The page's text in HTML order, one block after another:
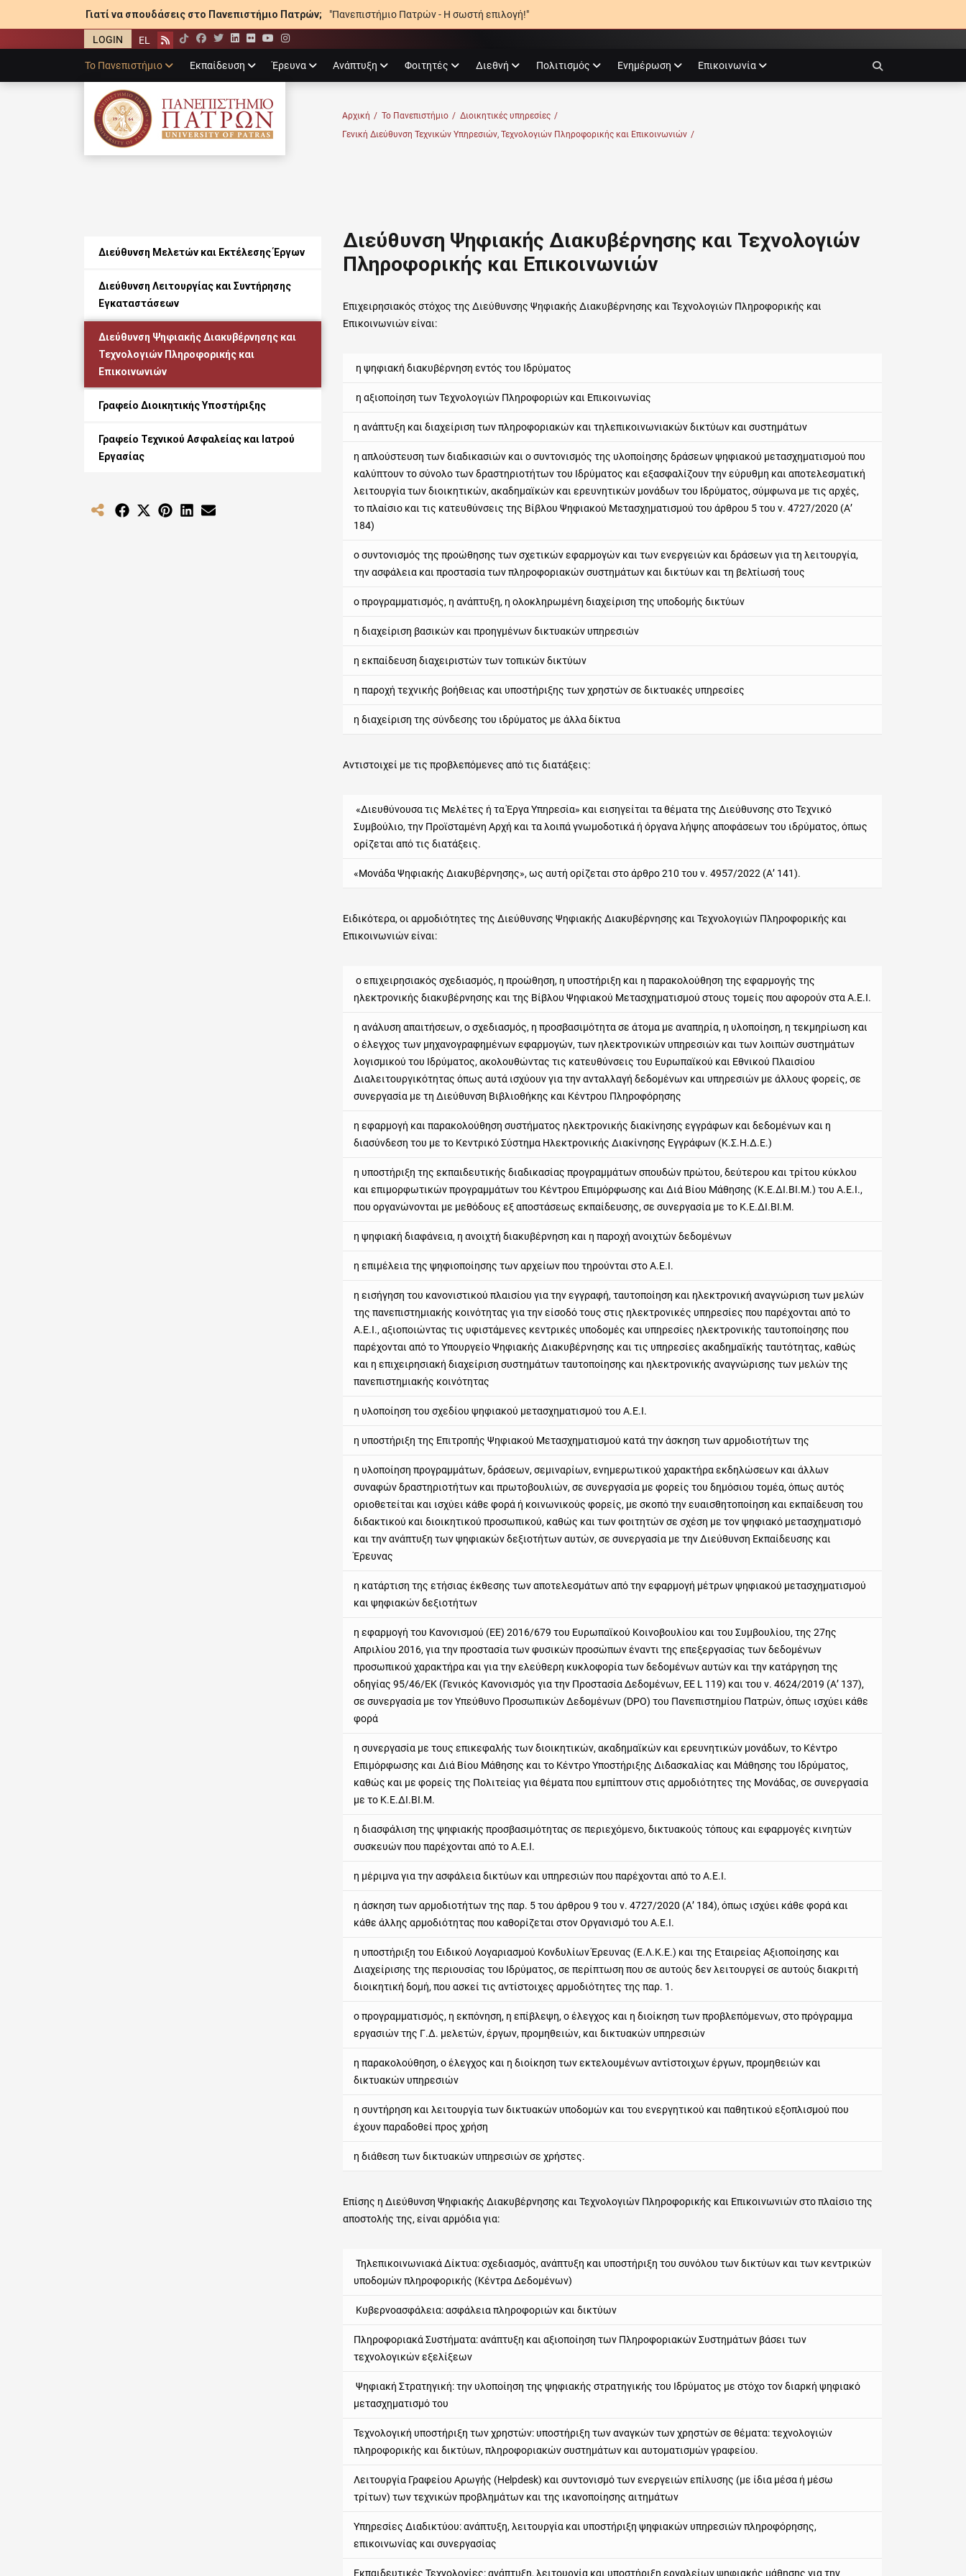
Γιατί να σπουδάσεις στο Πανεπιστήμιο Πατρών; "Πανεπιστήμιο Πατρών - Η σωστή επιλογή!"
LOGIN EL Rss Facebook
Twitter
LinkedIn
Flickr
YouTube
Instagram
menu
Το Πανεπιστήμιο Εκπαίδευση Έρευνα Ανάπτυξη Φοιτητές Διεθνή Πολιτισμός Ενημέρωση Επικοινωνία
ΠΑΝΕΠΙΣΤΉΜΙΟ ΠΑΤΡΏΝ
Αρχική / Το Πανεπιστήμιο / Διοικητικές υπηρεσίες /
Γενική Διεύθυνση Τεχνικών Υπηρεσιών, Τεχνολογιών Πληροφορικής και Επικοινωνιών /
Διεύθυνση Ψηφιακής Διακυβέρνησης και Τεχνολογιών
Πληροφορικής και Επικοινωνιών
Επιχειρησιακός στόχος της Διεύθυνσης Ψηφιακής Διακυβέρνησης και Τεχνολογιών Πληροφορικής και
Επικοινωνιών είναι:
η ψηφιακή διακυβέρνηση εντός του Ιδρύματος
η αξιοποίηση των Τεχνολογιών Πληροφοριών και Επικοινωνίας
η ανάπτυξη και διαχείριση των πληροφοριακών και τηλεπικοινωνιακών δικτύων και συστημάτων
η απλούστευση των διαδικασιών και ο συντονισμός της υλοποίησης δράσεων ψηφιακού μετασχηματισμού που
καλύπτουν το σύνολο των δραστηριοτήτων του Ιδρύματος και εξασφαλίζουν την εύρυθμη και αποτελεσματική
λειτουργία των διοικητικών, ακαδημαϊκών και ερευνητικών μονάδων του Ιδρύματος, σύμφωνα με τις αρχές,
το πλαίσιο και τις κατευθύνσεις της Βίβλου Ψηφιακού Μετασχηματισμού του άρθρου 5 του ν. 4727/2020 (Α’
184)
ο συντονισμός της προώθησης των σχετικών εφαρμογών και των ενεργειών και δράσεων για τη λειτουργία,
την ασφάλεια και προστασία των πληροφοριακών συστημάτων και δικτύων και τη βελτίωσή τους
ο προγραμματισμός, η ανάπτυξη, η ολοκληρωμένη διαχείριση της υποδομής δικτύων
η διαχείριση βασικών και προηγμένων δικτυακών υπηρεσιών
η εκπαίδευση διαχειριστών των τοπικών δικτύων
η παροχή τεχνικής βοήθειας και υποστήριξης των χρηστών σε δικτυακές υπηρεσίες
η διαχείριση της σύνδεσης του ιδρύματος με άλλα δίκτυα
Αντιστοιχεί με τις προβλεπόμενες από τις διατάξεις:
«Διευθύνουσα τις Μελέτες ή τα Έργα Υπηρεσία» και εισηγείται τα θέματα της Διεύθυνσης στο Τεχνικό
Συμβούλιο, την Προϊσταμένη Αρχή και τα λοιπά γνωμοδοτικά ή όργανα λήψης αποφάσεων του ιδρύματος, όπως
ορίζεται από τις διατάξεις.
«Μονάδα Ψηφιακής Διακυβέρνησης», ως αυτή ορίζεται στο άρθρο 210 του ν. 4957/2022 (Α’ 141).
Ειδικότερα, οι αρμοδιότητες της Διεύθυνσης Ψηφιακής Διακυβέρνησης και Τεχνολογιών Πληροφορικής και
Επικοινωνιών είναι:
ο επιχειρησιακός σχεδιασμός, η προώθηση, η υποστήριξη και η παρακολούθηση της εφαρμογής της
ηλεκτρονικής διακυβέρνησης και της Βίβλου Ψηφιακού Μετασχηματισμού στους τομείς που αφορούν στα Α.Ε.Ι.
η ανάλυση απαιτήσεων, ο σχεδιασμός, η προσβασιμότητα σε άτομα με αναπηρία, η υλοποίηση, η τεκμηρίωση και
ο έλεγχος των μηχανογραφημένων εφαρμογών, των ηλεκτρονικών υπηρεσιών και των λοιπών συστημάτων
λογισμικού του Ιδρύματος, ακολουθώντας τις κατευθύνσεις του Ευρωπαϊκού και Εθνικού Πλαισίου
Διαλειτουργικότητας όπως αυτά ισχύουν για την ανταλλαγή δεδομένων και υπηρεσιών με άλλους φορείς, σε
συνεργασία με τη Διεύθυνση Βιβλιοθήκης και Κέντρου Πληροφόρησης
η εφαρμογή και παρακολούθηση συστήματος ηλεκτρονικής διακίνησης εγγράφων και δεδομένων και η
διασύνδεση του με το Κεντρικό Σύστημα Ηλεκτρονικής Διακίνησης Εγγράφων (Κ.Σ.Η.Δ.Ε.)
η υποστήριξη της εκπαιδευτικής διαδικασίας προγραμμάτων σπουδών πρώτου, δεύτερου και τρίτου κύκλου
και επιμορφωτικών προγραμμάτων του Κέντρου Επιμόρφωσης και Διά Βίου Μάθησης (Κ.Ε.ΔΙ.ΒΙ.Μ.) του Α.Ε.Ι.,
που οργανώνονται με μεθόδους εξ αποστάσεως εκπαίδευσης, σε συνεργασία με το Κ.Ε.ΔΙ.ΒΙ.Μ.
η ψηφιακή διαφάνεια, η ανοιχτή διακυβέρνηση και η παροχή ανοιχτών δεδομένων
η επιμέλεια της ψηφιοποίησης των αρχείων που τηρούνται στο Α.Ε.Ι.
η εισήγηση του κανονιστικού πλαισίου για την εγγραφή, ταυτοποίηση και ηλεκτρονική αναγνώριση των μελών
της πανεπιστημιακής κοινότητας για την είσοδό τους στις ηλεκτρονικές υπηρεσίες που παρέχονται από το
Α.Ε.Ι., αξιοποιώντας τις υφιστάμενες κεντρικές υποδομές και υπηρεσίες ηλεκτρονικής ταυτοποίησης που
παρέχονται από το Υπουργείο Ψηφιακής Διακυβέρνησης και τις υπηρεσίες ακαδημαϊκής ταυτότητας, καθώς
και η επιχειρησιακή διαχείριση συστημάτων ταυτοποίησης και ηλεκτρονικής αναγνώρισης των μελών της
πανεπιστημιακής κοινότητας
η υλοποίηση του σχεδίου ψηφιακού μετασχηματισμού του Α.Ε.Ι.
η υποστήριξη της Επιτροπής Ψηφιακού Μετασχηματισμού κατά την άσκηση των αρμοδιοτήτων της
η υλοποίηση προγραμμάτων, δράσεων, σεμιναρίων, ενημερωτικού χαρακτήρα εκδηλώσεων και άλλων
συναφών δραστηριοτήτων και πρωτοβουλιών, σε συνεργασία με φορείς του δημόσιου τομέα, όπως αυτός
οριοθετείται και ισχύει κάθε φορά ή κοινωνικούς φορείς, με σκοπό την ευαισθητοποίηση και εκπαίδευση του
διδακτικού και διοικητικού προσωπικού, καθώς και των φοιτητών σε σχέση με τον ψηφιακό μετασχηματισμό
και την ανάπτυξη των ψηφιακών δεξιοτήτων αυτών, σε συνεργασία με την Διεύθυνση Εκπαίδευσης και
Έρευνας
η κατάρτιση της ετήσιας έκθεσης των αποτελεσμάτων από την εφαρμογή μέτρων ψηφιακού μετασχηματισμού
και ψηφιακών δεξιοτήτων
η εφαρμογή του Κανονισμού (ΕΕ) 2016/679 του Ευρωπαϊκού Κοινοβουλίου και του Συμβουλίου, της 27ης
Απριλίου 2016, για την προστασία των φυσικών προσώπων έναντι της επεξεργασίας των δεδομένων
προσωπικού χαρακτήρα και για την ελεύθερη κυκλοφορία των δεδομένων αυτών και την κατάργηση της
οδηγίας 95/46/ΕΚ (Γενικός Κανονισμός για την Προστασία Δεδομένων, ΕΕ L 119) και του ν. 4624/2019 (Α’ 137),
σε συνεργασία με τον Υπεύθυνο Προσωπικών Δεδομένων (DPO) του Πανεπιστημίου Πατρών, όπως ισχύει κάθε
φορά
η συνεργασία με τους επικεφαλής των διοικητικών, ακαδημαϊκών και ερευνητικών μονάδων, το Κέντρο
Επιμόρφωσης και Διά Βίου Μάθησης και το Κέντρο Υποστήριξης Διδασκαλίας και Μάθησης του Ιδρύματος,
καθώς και με φορείς της Πολιτείας για θέματα που εμπίπτουν στις αρμοδιότητες της Μονάδας, σε συνεργασία
με το Κ.Ε.ΔΙ.ΒΙ.Μ.
η διασφάλιση της ψηφιακής προσβασιμότητας σε περιεχόμενο, δικτυακούς τόπους και εφαρμογές κινητών
συσκευών που παρέχονται από το Α.Ε.Ι.
η μέριμνα για την ασφάλεια δικτύων και υπηρεσιών που παρέχονται από το Α.Ε.Ι.
η άσκηση των αρμοδιοτήτων της παρ. 5 του άρθρου 9 του ν. 4727/2020 (Α’ 184), όπως ισχύει κάθε φορά και
κάθε άλλης αρμοδιότητας που καθορίζεται στον Οργανισμό του Α.Ε.Ι.
η υποστήριξη του Ειδικού Λογαριασμού Κονδυλίων Έρευνας (Ε.Λ.Κ.Ε.) και της Εταιρείας Αξιοποίησης και
Διαχείρισης της περιουσίας του Ιδρύματος, σε περίπτωση που σε αυτούς δεν λειτουργεί σε αυτούς διακριτή
διοικητική δομή, που ασκεί τις αντίστοιχες αρμοδιότητες της παρ. 1.
ο προγραμματισμός, η εκπόνηση, η επίβλεψη, ο έλεγχος και η διοίκηση των προβλεπόμενων, στο πρόγραμμα
εργασιών της Γ.Δ. μελετών, έργων, προμηθειών, και δικτυακών υπηρεσιών
η παρακολούθηση, ο έλεγχος και η διοίκηση των εκτελουμένων αντίστοιχων έργων, προμηθειών και
δικτυακών υπηρεσιών
η συντήρηση και λειτουργία των δικτυακών υποδομών και του ενεργητικού και παθητικού εξοπλισμού που
έχουν παραδοθεί προς χρήση
η διάθεση των δικτυακών υπηρεσιών σε χρήστες.
Επίσης η Διεύθυνση Ψηφιακής Διακυβέρνησης και Τεχνολογιών Πληροφορικής και Επικοινωνιών στο πλαίσιο της
αποστολής της, είναι αρμόδια για:
Τηλεπικοινωνιακά Δίκτυα: σχεδιασμός, ανάπτυξη και υποστήριξη του συνόλου των δικτύων και των κεντρικών
υποδομών πληροφορικής (Κέντρα Δεδομένων)
Κυβερνοασφάλεια: ασφάλεια πληροφοριών και δικτύων
Πληροφοριακά Συστήματα: ανάπτυξη και αξιοποίηση των Πληροφοριακών Συστημάτων βάσει των
τεχνολογικών εξελίξεων
Ψηφιακή Στρατηγική: την υλοποίηση της ψηφιακής στρατηγικής του Ιδρύματος με στόχο τον διαρκή ψηφιακό
μετασχηματισμό του
Τεχνολογική υποστήριξη των χρηστών: υποστήριξη των αναγκών των χρηστών σε θέματα: τεχνολογιών
πληροφορικής και δικτύων, πληροφοριακών συστημάτων και αυτοματισμών γραφείου.
Λειτουργία Γραφείου Αρωγής (Helpdesk) και συντονισμό των ενεργειών επίλυσης (με ίδια μέσα ή μέσω
τρίτων) των τεχνικών προβλημάτων και της ικανοποίησης αιτημάτων
Υπηρεσίες Διαδικτύου: ανάπτυξη, λειτουργία και υποστήριξη ψηφιακών υπηρεσιών πληροφόρησης,
επικοινωνίας και συνεργασίας
Εκπαιδευτικές Τεχνολογίες: ανάπτυξη, λειτουργία και υποστήριξη εργαλείων ψηφιακής μάθησης για την
Διεύθυνση Μελετών και Εκτέλεσης Έργων
Διεύθυνση Λειτουργίας και Συντήρησης
Εγκαταστάσεων
Διεύθυνση Ψηφιακής Διακυβέρνησης και
Τεχνολογιών Πληροφορικής και
Επικοινωνιών
Γραφείο Διοικητικής Υποστήριξης
Γραφείο Τεχνικού Ασφαλείας και Ιατρού
Εργασίας
Share Share Share Share